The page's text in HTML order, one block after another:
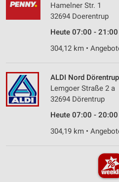
Hamelner Str. 1
32694 Doerentrup
Heute 07:00 - 21:00
304,12 km •
ALDI Nord Dörentrup
Lemgoer Straße 2 a
32694 Dörentrup
Heute 07:00 - 20:00
304,19 km •